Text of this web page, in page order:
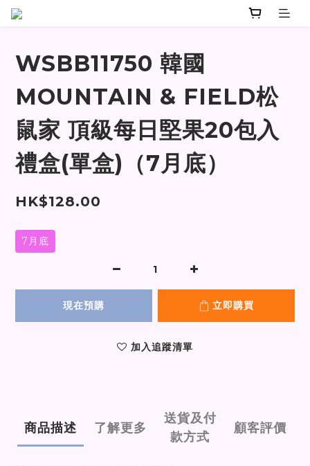
WSBB11750 韓國
MOUNTAIN & FIELD松
鼠家 頂級每日堅果20包入
禮盒(單盒)（7月底）
HK$128.00
7月底
現在預購 立即購買
加入追蹤清單
商品描述 了解更多
送貨及付
款方式
顧客評價